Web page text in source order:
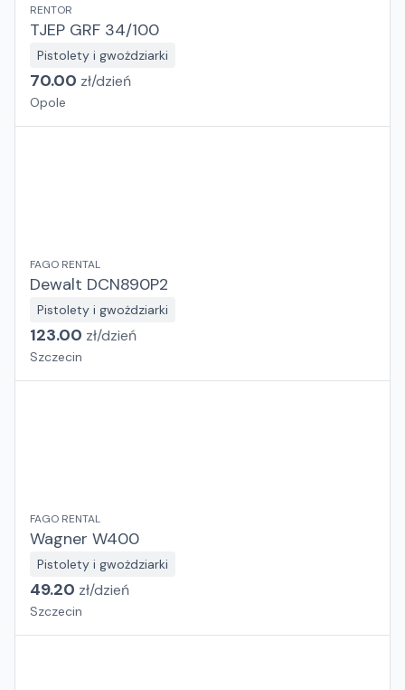
RENTOR
TJEP GRF 34/100
Pistolety i gwożdziarki
70.00 zł/dzień
Opole
FAGO RENTAL
Dewalt DCN890P2
Pistolety i gwożdziarki
123.00 zł/dzień
Szczecin
FAGO RENTAL
Wagner W400
Pistolety i gwożdziarki
49.20 zł/dzień
Szczecin